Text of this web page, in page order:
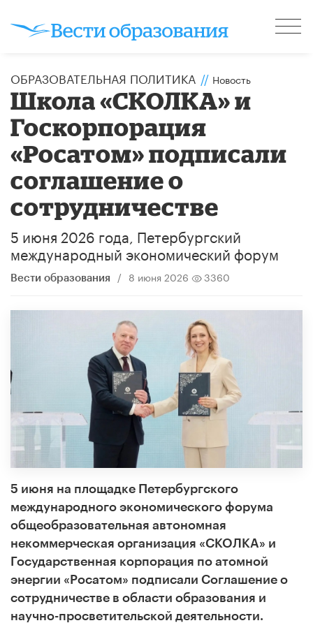
ОБРАЗОВАТЕЛЬНАЯ ПОЛИТИКА // Новость
Школа «СКОЛКА» и
Госкорпорация
«Росатом» подписали
соглашение о
сотрудничестве
5 июня 2026 года, Петербургский
международный экономический форум
Вести образования / 8 июня 2026 3360
5 июня на площадке Петербургского
международного экономического форума
общеобразовательная автономная
некоммерческая организация «СКОЛКА» и
Государственная корпорация по атомной
энергии «Росатом» подписали Соглашение о
сотрудничестве в области образования и
научно-просветительской деятельности.